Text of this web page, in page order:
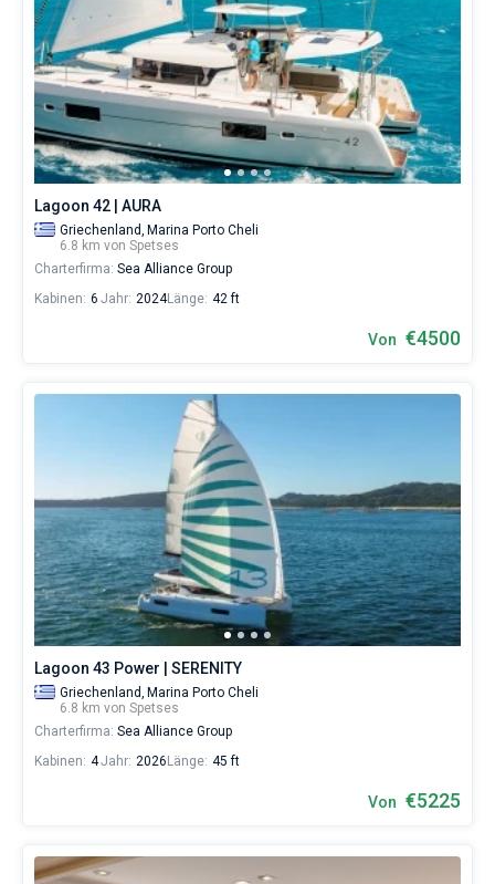
von
sowohl
für
Liebhaber
eines
erholsamen
Urlaubs
als
für
Segler,
sich
ihr
Lagoon 42 | AURA
Griechenland, Marina Porto Cheli
6.8 km von Spetses
Charterfirma: Sea Alliance Group
Kabinen: 6 Jahr: 2024Länge: 42 ft
Von €4500
Lagoon 43 Power | SERENITY
Griechenland, Marina Porto Cheli
6.8 km von Spetses
Charterfirma: Sea Alliance Group
Kabinen: 4Jahr: 2026 Länge: 45 ft
Von €5225